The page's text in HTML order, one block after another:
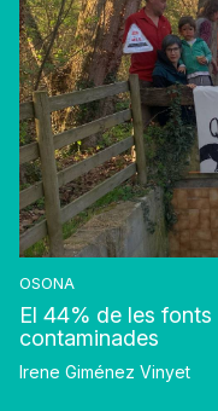
OSONA
El 44% de les
contaminades
Irene Giménez Vinyet